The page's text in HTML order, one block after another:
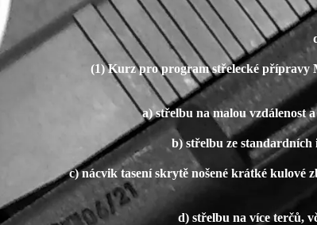
(1) Kurz pro program střelecké přípravy
a) střelbu na malou vzdálenost
b) střelbu ze standardních
c) nácvik tasení skrytě nošené krátké kulové
d) střelbu na více terčů,